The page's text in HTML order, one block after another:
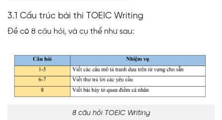
3.1 Cấu trúc bài thi TOEIC Writing
Đề có 8 câu hỏi, và cụ thể như sau:
8 câu hỏi TOEIC Writing